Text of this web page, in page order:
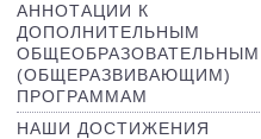
АННОТАЦИИ К
ДОПОЛНИТЕЛЬНЫМ
ОБЩЕОБРАЗОВАТЕЛЬНЫМ
(ОБЩЕРАЗВИВАЮЩИМ)
ПРОГРАММАМ
НАШИ ДОСТИЖЕНИЯ